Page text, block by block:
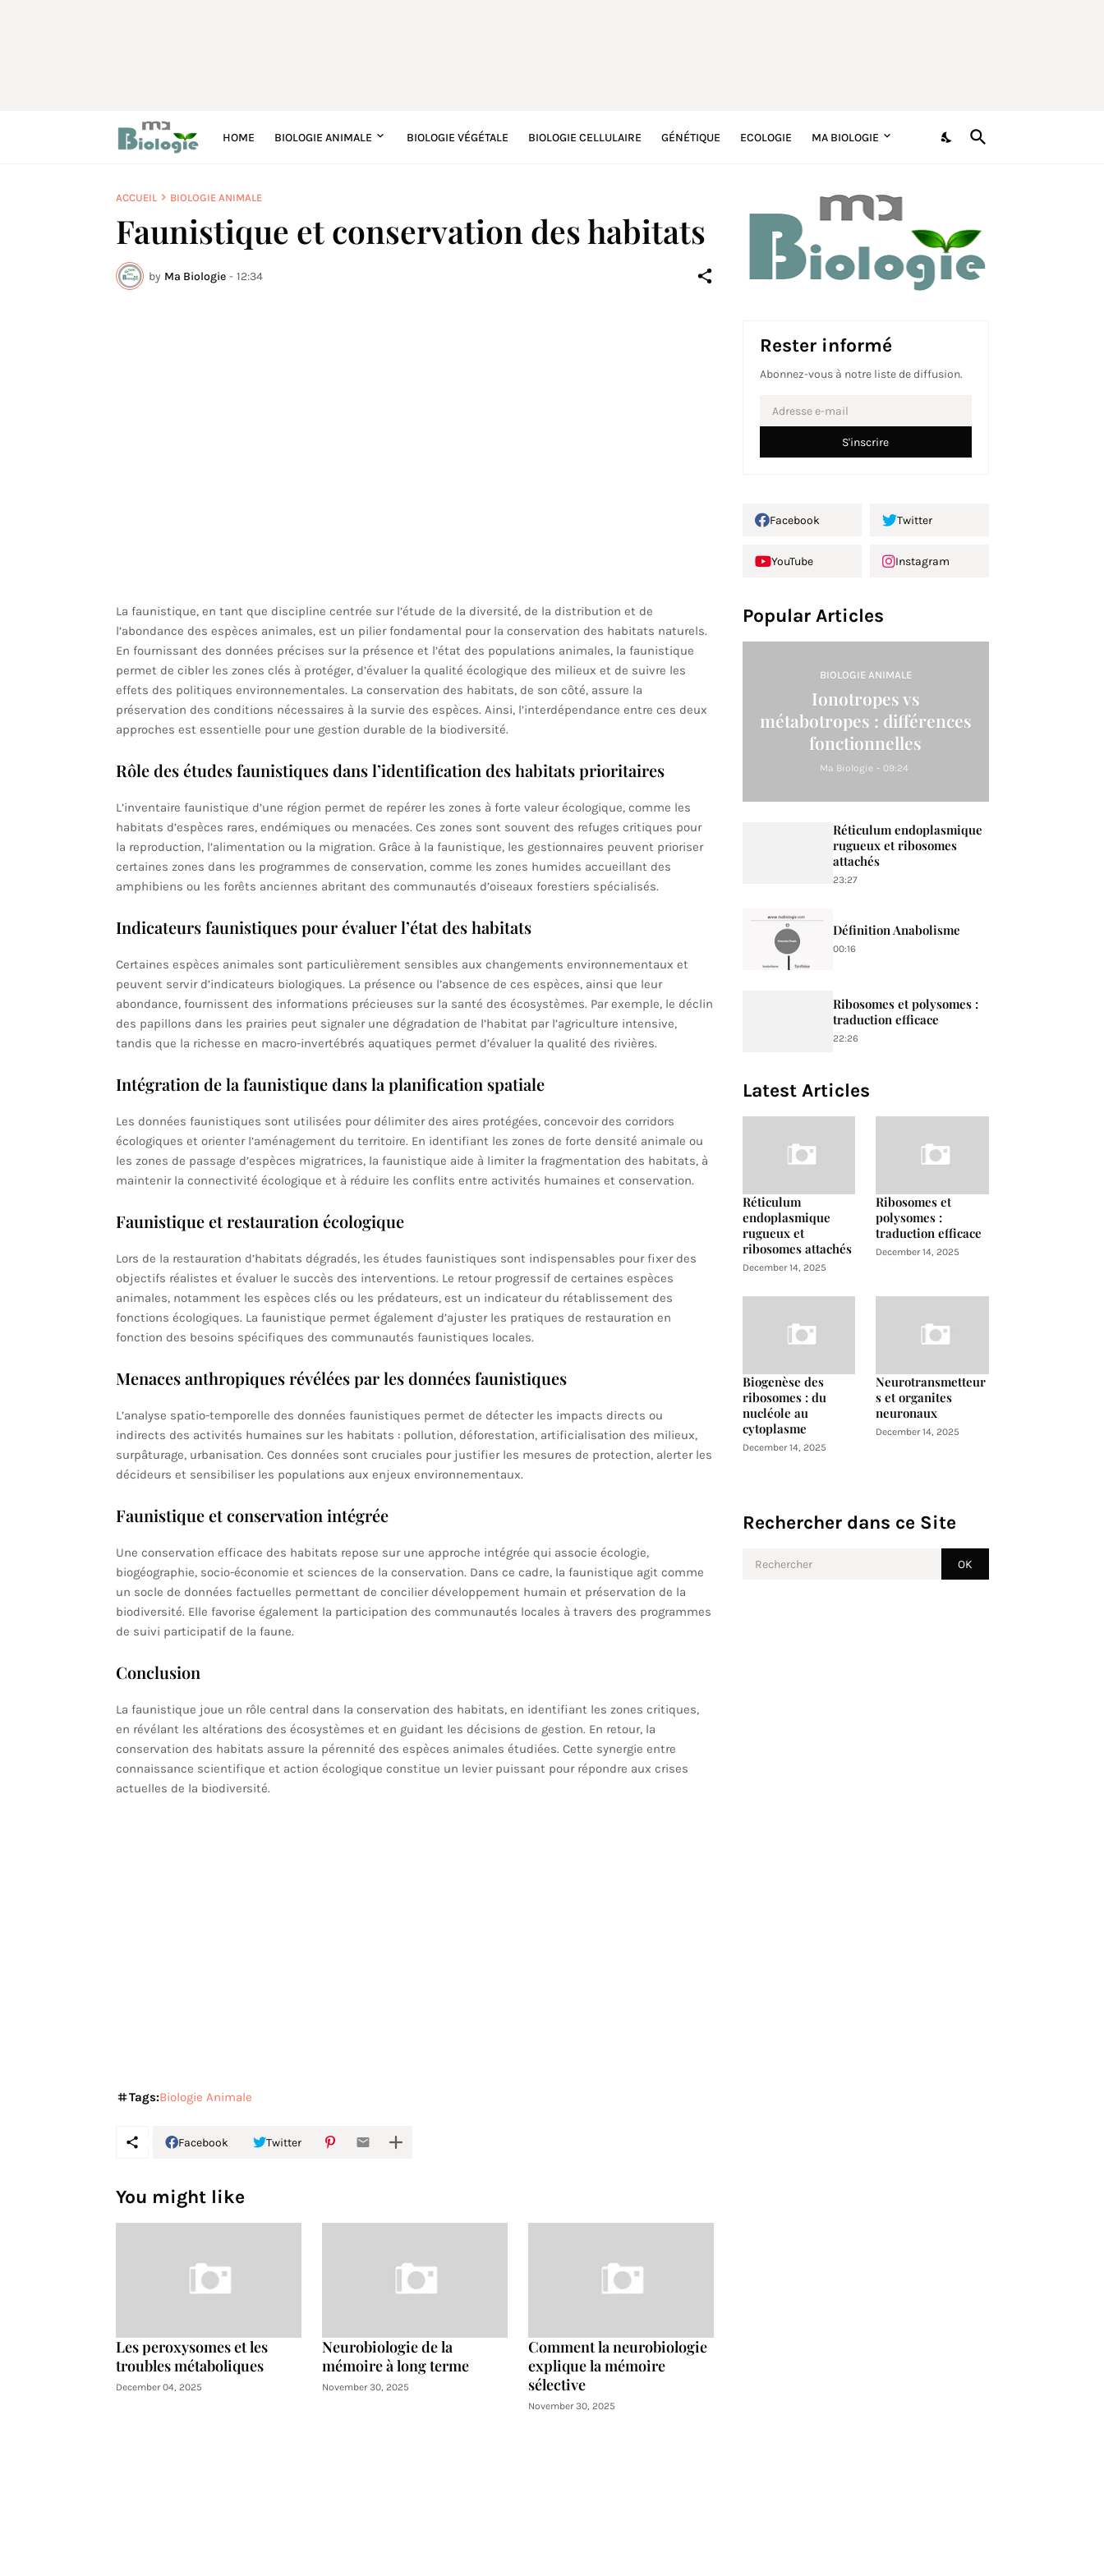
HOME BIOLOGIE ANIMALE BIOLOGIE VÉGÉTALE BIOLOGIE CELLULAIRE GÉNÉTIQUE ECOLOGIE MA BIOLOGIE
ACCUEIL BIOLOGIE ANIMALE
Faunistique et conservation des habitats
by Ma Biologie - 12:34
La faunistique, en tant que discipline centrée sur l’étude de la diversité, de la distribution et de
l’abondance des espèces animales, est un pilier fondamental pour la conservation des habitats naturels.
En fournissant des données précises sur la présence et l’état des populations animales, la faunistique
permet de cibler les zones clés à protéger, d’évaluer la qualité écologique des milieux et de suivre les
effets des politiques environnementales. La conservation des habitats, de son côté, assure la
préservation des conditions nécessaires à la survie des espèces. Ainsi, l’interdépendance entre ces deux
approches est essentielle pour une gestion durable de la biodiversité.
Rôle des études faunistiques dans l’identification des habitats prioritaires
L’inventaire faunistique d’une région permet de repérer les zones à forte valeur écologique, comme les
habitats d’espèces rares, endémiques ou menacées. Ces zones sont souvent des refuges critiques pour
la reproduction, l’alimentation ou la migration. Grâce à la faunistique, les gestionnaires peuvent prioriser
certaines zones dans les programmes de conservation, comme les zones humides accueillant des
amphibiens ou les forêts anciennes abritant des communautés d’oiseaux forestiers spécialisés.
Indicateurs faunistiques pour évaluer l’état des habitats
Certaines espèces animales sont particulièrement sensibles aux changements environnementaux et
peuvent servir d’indicateurs biologiques. La présence ou l’absence de ces espèces, ainsi que leur
abondance, fournissent des informations précieuses sur la santé des écosystèmes. Par exemple, le déclin
des papillons dans les prairies peut signaler une dégradation de l’habitat par l’agriculture intensive,
tandis que la richesse en macro-invertébrés aquatiques permet d’évaluer la qualité des rivières.
Intégration de la faunistique dans la planification spatiale
Les données faunistiques sont utilisées pour délimiter des aires protégées, concevoir des corridors
écologiques et orienter l’aménagement du territoire. En identifiant les zones de forte densité animale ou
les zones de passage d’espèces migratrices, la faunistique aide à limiter la fragmentation des habitats, à
maintenir la connectivité écologique et à réduire les conflits entre activités humaines et conservation.
Faunistique et restauration écologique
Lors de la restauration d’habitats dégradés, les études faunistiques sont indispensables pour fixer des
objectifs réalistes et évaluer le succès des interventions. Le retour progressif de certaines espèces
animales, notamment les espèces clés ou les prédateurs, est un indicateur du rétablissement des
fonctions écologiques. La faunistique permet également d’ajuster les pratiques de restauration en
fonction des besoins spécifiques des communautés faunistiques locales.
Menaces anthropiques révélées par les données faunistiques
L’analyse spatio-temporelle des données faunistiques permet de détecter les impacts directs ou
indirects des activités humaines sur les habitats : pollution, déforestation, artificialisation des milieux,
surpâturage, urbanisation. Ces données sont cruciales pour justifier les mesures de protection, alerter les
décideurs et sensibiliser les populations aux enjeux environnementaux.
Faunistique et conservation intégrée
Une conservation efficace des habitats repose sur une approche intégrée qui associe écologie,
biogéographie, socio-économie et sciences de la conservation. Dans ce cadre, la faunistique agit comme
un socle de données factuelles permettant de concilier développement humain et préservation de la
biodiversité. Elle favorise également la participation des communautés locales à travers des programmes
de suivi participatif de la faune.
Conclusion
La faunistique joue un rôle central dans la conservation des habitats, en identifiant les zones critiques,
en révélant les altérations des écosystèmes et en guidant les décisions de gestion. En retour, la
conservation des habitats assure la pérennité des espèces animales étudiées. Cette synergie entre
connaissance scientifique et action écologique constitue un levier puissant pour répondre aux crises
actuelles de la biodiversité.
Tags:Biologie Animale
Facebook Twitter
You might like
Les peroxysomes et les
troubles métaboliques
December 04, 2025
Neurobiologie de la
mémoire à long terme
November 30, 2025
Comment la neurobiologie
explique la mémoire
sélective
November 30, 2025
Rester informé
Abonnez-vous à notre liste de diffusion.
Facebook Twitter
YouTube Instagram
Popular Articles
BIOLOGIE ANIMALE
Ionotropes vs
métabotropes : différences
fonctionnelles
Ma Biologie - 09:24
Réticulum endoplasmique
rugueux et ribosomes
attachés
23:27
Définition Anabolisme
00:16
Ribosomes et polysomes :
traduction efficace
22:26
Latest Articles
Réticulum
endoplasmique
rugueux et
ribosomes attachés
December 14, 2025
Ribosomes et
polysomes :
traduction efficace
December 14, 2025
Biogenèse des
ribosomes : du
nucléole au
cytoplasme
December 14, 2025
Neurotransmetteur
s et organites
neuronaux
December 14, 2025
Rechercher dans ce Site